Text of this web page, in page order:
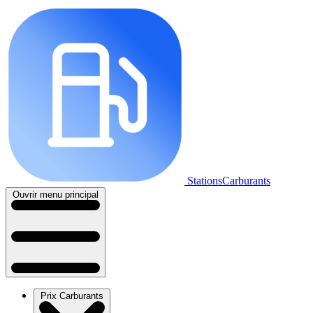
StationsCarburants
Ouvrir menu principal
Prix Carburants